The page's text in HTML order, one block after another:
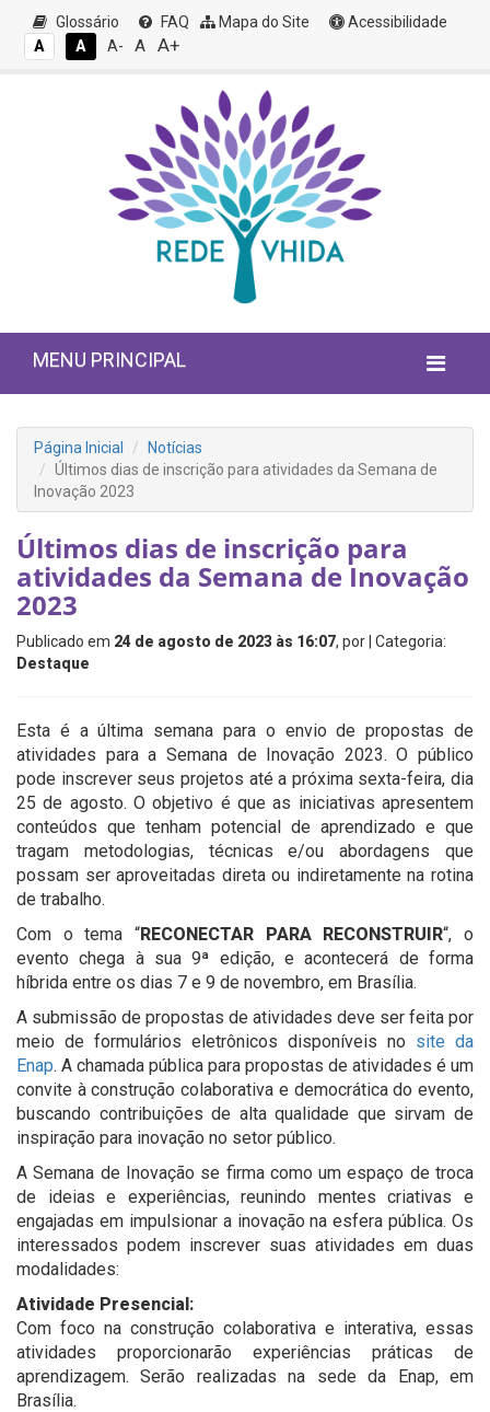
Glossário FAQ Mapa do Site
Acessibilidade
A
A A- A A+
MENU PRINCIPAL
Página Inicial
Notícias
Últimos dias de inscrição para atividades da Semana de
Inovação 2023
Últimos dias de inscrição para
atividades da Semana de Inovação
2023
Publicado em 24 de agosto de 2023 às 16:07, por | Categoria:
Destaque
Esta é a última semana para o envio de propostas de
atividades para a Semana de Inovação 2023. O público
pode inscrever seus projetos até a próxima sexta-feira, dia
25 de agosto. O objetivo é que as iniciativas apresentem
conteúdos que tenham potencial de aprendizado e que
tragam metodologias, técnicas e/ou abordagens que
possam ser aproveitadas direta ou indiretamente na rotina
de trabalho.
Com o tema “RECONECTAR PARA RECONSTRUIR“, o
evento chega à sua 9ª edição, e acontecerá de forma
híbrida entre os dias 7 e 9 de novembro, em Brasília.
A submissão de propostas de atividades deve ser feita por
meio de formulários eletrônicos disponíveis no site da
Enap. A chamada pública para propostas de atividades é um
convite à construção colaborativa e democrática do evento,
buscando contribuições de alta qualidade que sirvam de
inspiração para inovação no setor público.
A Semana de Inovação se firma como um espaço de troca
de ideias e experiências, reunindo mentes criativas e
engajadas em impulsionar a inovação na esfera pública. Os
interessados podem inscrever suas atividades em duas
modalidades:
Atividade Presencial:
Com foco na construção colaborativa e interativa, essas
atividades proporcionarão experiências práticas de
aprendizagem. Serão realizadas na sede da Enap, em
Brasília.